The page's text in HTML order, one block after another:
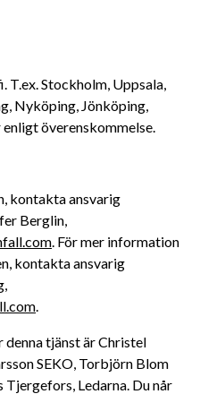
T.ex. Stockholm, Uppsala,
Nyköping, Jönköping,
överenskommelse.
kontakta ansvarig
. För mer information
kontakta ansvarig
.
tjänst är Christel
SEKO, Torbjörn Blom
Ledarna. Du når